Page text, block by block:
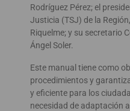
Rodríguez Pérez; el
Justicia (TSJ) de la
Riquelme; y su secretario
Ángel Soler.
Este manual tiene como
procedimientos y
y eficiente para los
necesidad de adaptación